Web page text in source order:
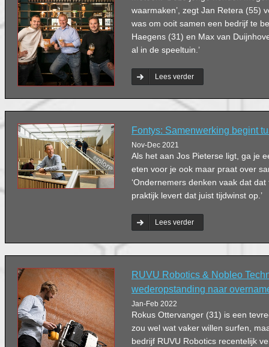
waarmaken’, zegt Jan Retera (55)
was om ooit samen een bedrijf te
Haegens (31) en Max van
al in de speeltuin.’
Lees verder
Fontys: Samenwerking begint
Nov-Dec 2021
Als het aan Jos Pieterse ligt, ga je
eten voor je ook maar praat over
‘Ondernemers denken vaak dat
praktijk levert dat juist tijdwinst op.’
Lees verder
RUVU Robotics & Nobleo
wederopstanding naar
Jan-Feb 2022
Rokus Ottervanger (31) is een
zou wel wat vaker willen surfen,
bedrijf RUVU Robotics recentelijk